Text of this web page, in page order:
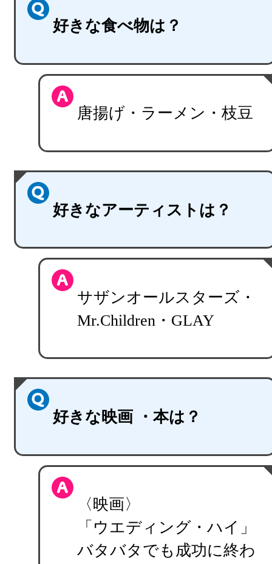
好きな食べ物は？
唐揚げ・ラーメン・枝豆
好きなアーティストは？
サザンオールスターズ・
Mr.Children・GLAY
好きな映画 ・本は？
〈映画〉
「ウエディング・ハイ」
バタバタでも成功に終わ